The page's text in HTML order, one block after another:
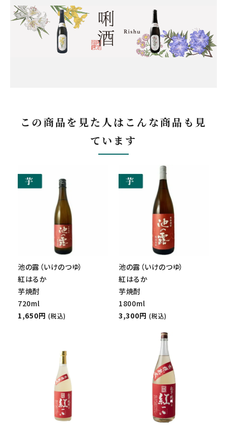
この商品を見た人はこんな商品も見
ています
池の露（いけのつゆ）
紅はるか
芋焼酎
720ml
1,650円 (税込)
池の露（いけのつゆ）
紅はるか
芋焼酎
1800ml
3,300円 (税込)